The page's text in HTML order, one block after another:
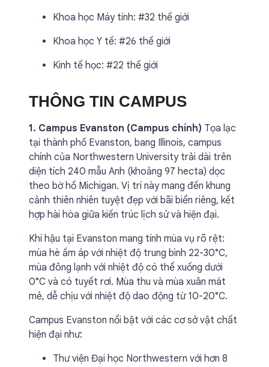
Khoa học Máy tính: #32 thế giới
Khoa học Y tế: #26 thế giới
Kinh tế học: #22 thế giới
THÔNG TIN CAMPUS
1. Campus Evanston (Campus chính) Tọa lạc
tại thành phố Evanston, bang Illinois, campus
chính của Northwestern University trải dài trên
diện tích 240 mẫu Anh (khoảng 97 hecta) dọc
theo bờ hồ Michigan. Vị trí này mang đến khung
cảnh thiên nhiên tuyệt đẹp với bãi biển riêng, kết
hợp hài hòa giữa kiến trúc lịch sử và hiện đại.
Khí hậu tại Evanston mang tính mùa vụ rõ rệt:
mùa hè ấm áp với nhiệt độ trung bình 22-30°C,
mùa đông lạnh với nhiệt độ có thể xuống dưới
0°C và có tuyết rơi. Mùa thu và mùa xuân mát
mẻ, dễ chịu với nhiệt độ dao động từ 10-20°C.
Campus Evanston nổi bật với các cơ sở vật chất
hiện đại như:
Thư viện Đại học Northwestern với hơn 8